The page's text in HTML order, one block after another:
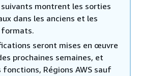
suivants montrent les sorties
dans les anciens et les
formats.
seront mises en œuvre
prochaines semaines, et
Régions AWS sauf